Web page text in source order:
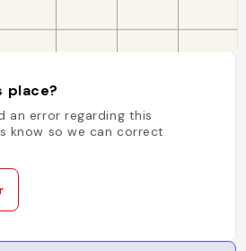
place?
an error regarding this
know so we can correct